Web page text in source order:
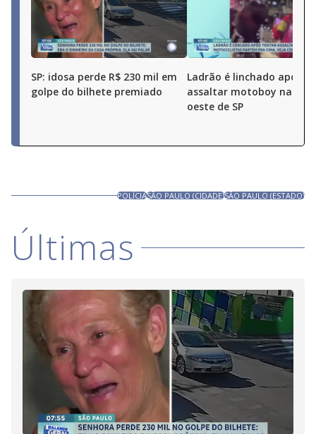
SP: idosa perde R$ 230 mil em
golpe do bilhete premiado
Ladrão é linchado após
assaltar motoboy na
oeste de SP
POLÍCIASÃO PAULO (CIDADE)SÃO PAULO (ESTADO)
Últimas